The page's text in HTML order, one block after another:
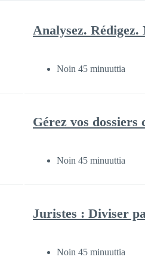
Analysez. Rédigez.
Noin 45 minuuttia
Gérez vos
Noin 45 minuuttia
Juristes : Diviser
Noin 45 minuuttia